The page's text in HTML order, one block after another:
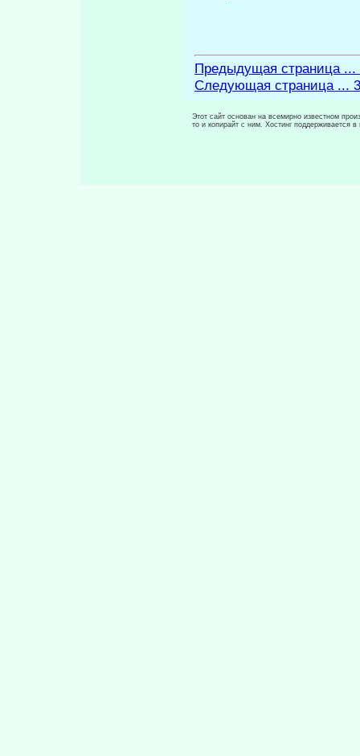
Предыдущая страница ...
Следующая страница ...
Этот сайт основан на всемирно известном
то и копирайт с ним. Хостинг поддерживается